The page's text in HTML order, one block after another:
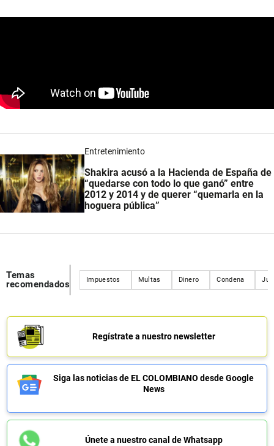
Entretenimiento
Shakira acusó a la Hacienda de España de
“quedarse con todo lo que ganó” entre
2012 y 2014 y de querer “quemarla en la
hoguera pública”
Temas
recomendados
Impuestos Multas Dinero Condena
Regístrate a nuestro newsletter
Siga las noticias de EL COLOMBIANO desde Google
News
Únete a nuestro canal de Whatsapp